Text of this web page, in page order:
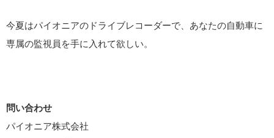
今夏はパイオニアのドライブレコーダーで、あなたの自動車に
専属の監視員を手に入れて欲しい。
問い合わせ
パイオニア株式会社